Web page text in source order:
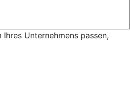
Unternehmens passen,